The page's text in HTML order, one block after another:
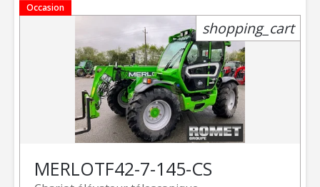
Occasion
MERLOTF42-7-145-CS
shopping_cart